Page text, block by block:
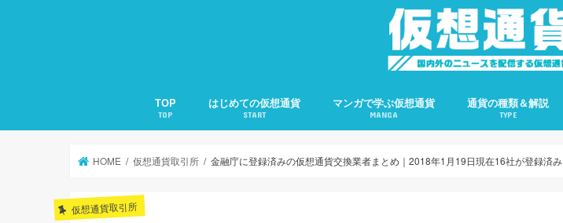
TOP
TOP
はじめての仮想通貨
START
マンガで学ぶ仮想通貨
MANGA
通貨の種類＆解説
TYPE
HOME 仮想通貨取引所 金融庁に登録済みの仮想通貨交換業者まとめ｜2018年1月19日現在16社が登録済み
仮想通貨取引所